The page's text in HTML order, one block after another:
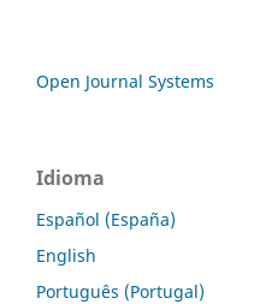
Open Journal Systems
Idioma
Español (España)
English
Português (Portugal)